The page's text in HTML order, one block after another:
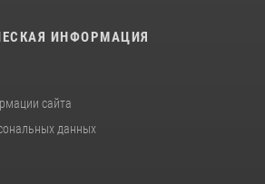
ИНФОРМАЦИЯ
сайта
данных